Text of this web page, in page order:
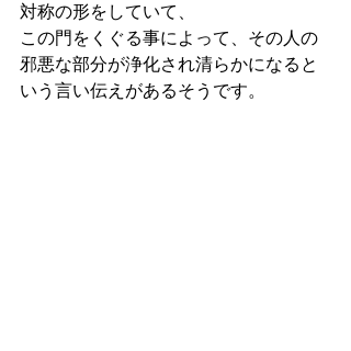
対称の形をしていて、
この門をくぐる事によって、その人の
邪悪な部分が浄化され清らかになると
いう言い伝えがあるそうです。